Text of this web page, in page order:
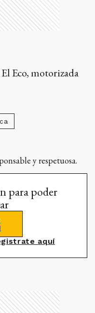
Eco, motorizada
y respetuosa.
para poder
aquí